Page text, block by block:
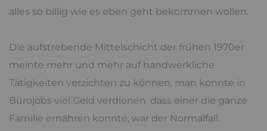
alles so billig wie es eben geht bekommen wollen.
Die aufstrebende Mittelschicht der frühen 1970er
meinte mehr und mehr auf handwerkliche
Tätigkeiten verzichten zu können, man konnte in
Bürojobs viel Geld verdienen, dass einer die ganze
Familie ernähren konnte, war der Normalfall.